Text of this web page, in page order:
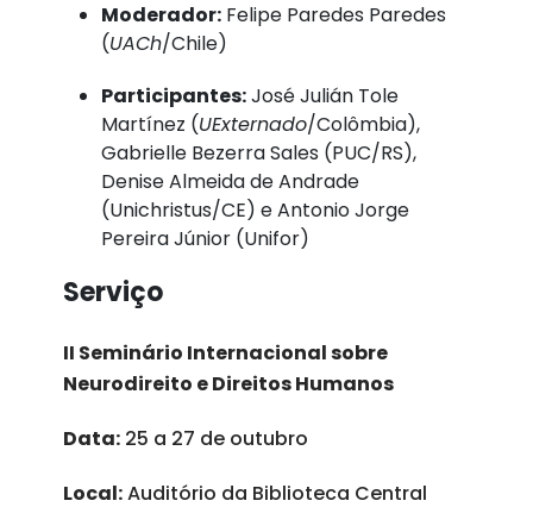
Moderador:Felipe Paredes Paredes
(UACh/Chile)
Participantes:José Julián Tole
Martínez (UExternado/Colômbia),
Gabrielle Bezerra Sales (PUC/RS),
Denise Almeida de Andrade
(Unichristus/CE) e Antonio Jorge
Pereira Júnior (Unifor)
Serviço
II Seminário Internacional sobre
Neurodireito e Direitos Humanos
Data:25 a 27 de outubro
Local:Auditório da Biblioteca Central